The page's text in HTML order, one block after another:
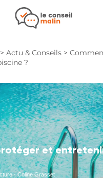
>Actu & Conseils >
?
et
- Coline Grasset